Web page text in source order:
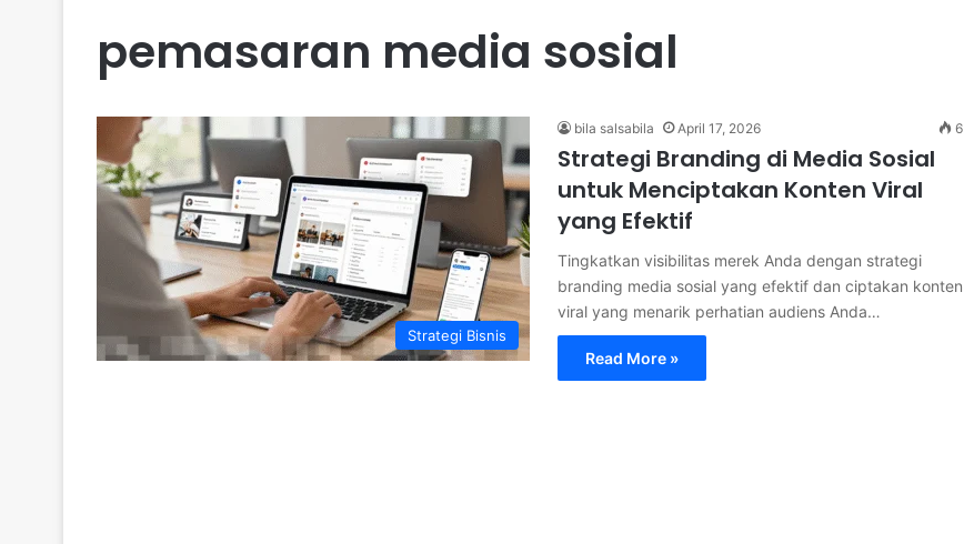
pemasaran media sosial
Strategi Bisnis
bila salsabila April 17, 2026 6
Strategi Branding di Media Sosial
untuk Menciptakan Konten Viral
yang Efektif
Tingkatkan visibilitas merek Anda dengan strategi
branding media sosial yang efektif dan ciptakan konten
viral yang menarik perhatian audiens Anda…
Read More »